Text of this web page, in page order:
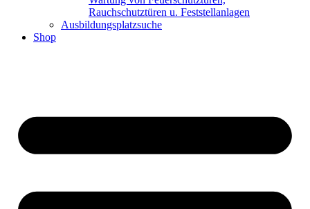
Rauchschutztüren u. Feststellanlagen
Ausbildungsplatzsuche
Shop